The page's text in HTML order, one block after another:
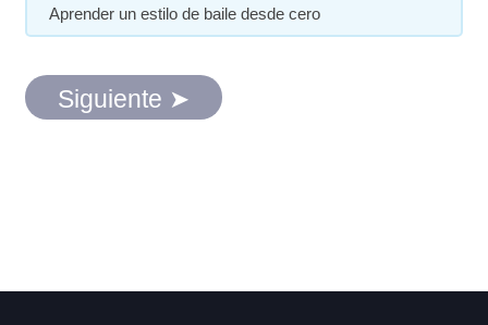
Aprender un estilo de baile desde cero
Siguiente ➤